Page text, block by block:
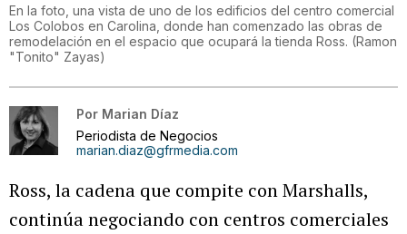
En la foto, una vista de uno de los edificios del centro comercial
Los Colobos en Carolina, donde han comenzado las obras de
remodelación en el espacio que ocupará la tienda Ross. (Ramon
"Tonito" Zayas)
Por Marian Díaz
Periodista de Negocios
marian.diaz@gfrmedia.com
Ross, la cadena que compite con Marshalls,
continúa negociando con centros comerciales